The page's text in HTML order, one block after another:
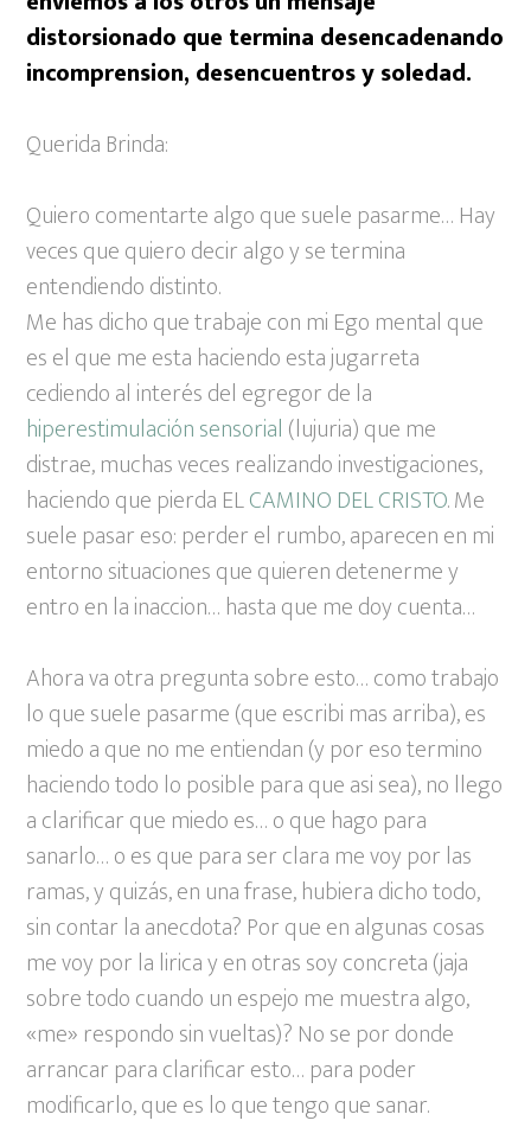
distorsionado que termina desencadenando
incomprension, desencuentros y soledad.
Querida Brinda:
Quiero comentarte algo que suele pasarme… Hay
veces que quiero decir algo y se termina
entendiendo distinto.
Me has dicho que trabaje con mi Ego mental que
es el que me esta haciendo esta jugarreta
cediendo al interés del egregor de la
hiperestimulación sensorial (lujuria) que me
distrae, muchas veces realizando investigaciones,
haciendo que pierda ELCAMINO DEL CRISTO. Me
suele pasar eso: perder el rumbo, aparecen en mi
entorno situaciones que quieren detenerme y
entro en la inaccion… hasta que me doy cuenta…
Ahora va otra pregunta sobre esto… como trabajo
lo que suele pasarme (que escribi mas arriba), es
miedo a que no me entiendan (y por eso termino
haciendo todo lo posible para que asi sea), no llego
a clarificar que miedo es… o que hago para
sanarlo… o es que para ser clara me voy por las
ramas, y quizás, en una frase, hubiera dicho todo,
sin contar la anecdota? Por que en algunas cosas
me voy por la lirica y en otras soy concreta (jaja
sobre todo cuando un espejo me muestra algo,
«me» respondo sin vueltas)? No se por donde
arrancar para clarificar esto… para poder
modificarlo, que es lo que tengo que sanar.